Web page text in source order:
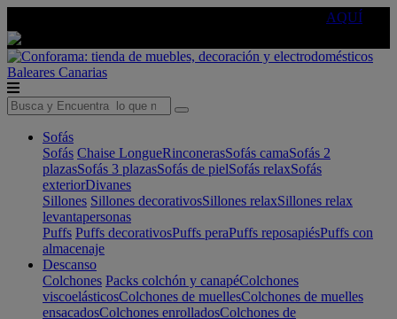
AQUÍ
Baleares Canarias
Sofás
Sofás Chaise LongueRinconerasSofás camaSofás 2
plazasSofás 3 plazasSofás de pielSofás relaxSofás
exteriorDivanes
Sillones Sillones decorativosSillones relaxSillones relax
levantapersonas
Puffs Puffs decorativosPuffs peraPuffs reposapiésPuffs con
almacenaje
Descanso
Colchones Packs colchón y canapéColchones
viscoelásticosColchones de muellesColchones de muelles
ensacadosColchones enrolladosColchones de